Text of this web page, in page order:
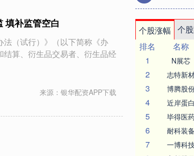
填补监管空白
（试行）》（以下简称《办
算、衍生品交易者、衍生品经
来源：银华配资APP下载
个股涨幅 个
排名
名称
1
N展芯
2 志特新
3 博腾股
4 近岸蛋白
5 毕得医
6 耐科装备
7 一博科